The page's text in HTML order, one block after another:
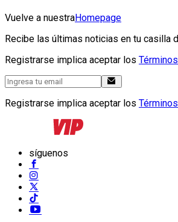
Vuelve a nuestraHomepage
Recibe las últimas noticias en tu casilla
Registrarse implica aceptar los
Registrarse implica aceptar los
síguenos